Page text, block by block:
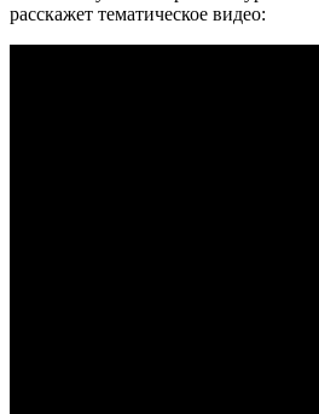
расскажет тематическое видео: